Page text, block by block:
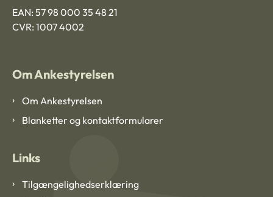
EAN: 57 98 000 35 48 21
CVR: 1007 4002
Om Ankestyrelsen
Om Ankestyrelsen
Blanketter og kontaktformularer
Links
Tilgængelighedserklæring